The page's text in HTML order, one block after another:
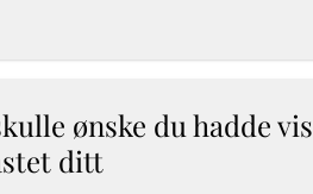
ønske du hadde
ditt